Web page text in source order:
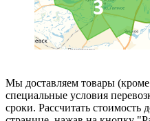
Мы доставляем товары
специальные условия
сроки. Рассчитать стоимость